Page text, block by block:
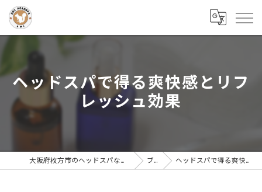
ヘッドスパで得る爽快感とリフ
レッシュ効果
大阪府枚方市のヘッドスパならドライヘッドスパサロンAMI ブログ ヘッドスパで得る爽快感とリフレッシュ効果